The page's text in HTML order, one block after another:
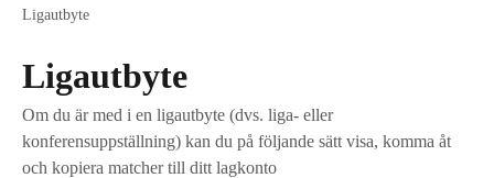
Ligautbyte
Ligautbyte
Om du är med i en ligautbyte (dvs. liga- eller
konferensuppställning) kan du på följande sätt visa, komma åt
och kopiera matcher till ditt lagkonto